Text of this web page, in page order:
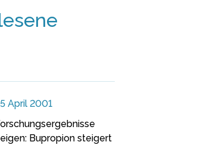
April 2001
Bupropion steigert